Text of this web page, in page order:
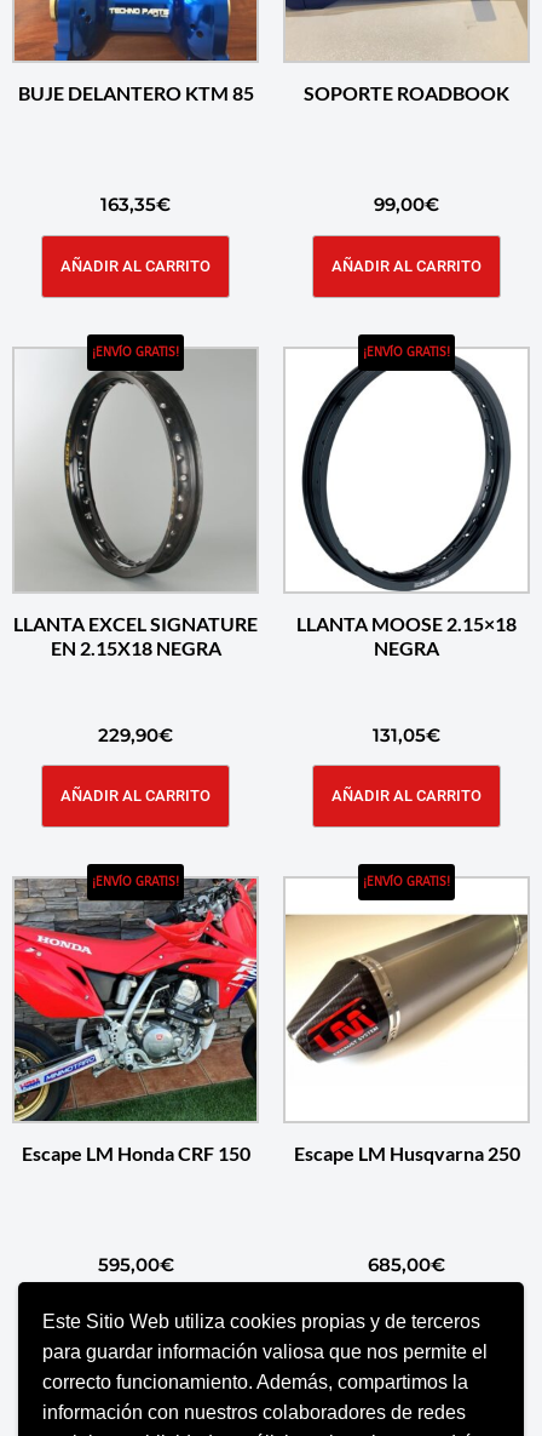
Este Sitio Web utiliza cookies propias y de terceros
para guardar información valiosa que nos permite el
correcto funcionamiento. Además, compartimos la
información con nuestros colaboradores de redes
BUJE DELANTERO KTM 85
163,35€
AÑADIR AL CARRITO
SOPORTE ROADBOOK
99,00€
AÑADIR AL CARRITO
¡ENVÍO GRATIS!
LLANTA EXCEL SIGNATURE
EN 2.15X18 NEGRA
229,90€
AÑADIR AL CARRITO
¡ENVÍO GRATIS!
LLANTA MOOSE 2.15×18
NEGRA
131,05€
AÑADIR AL CARRITO
¡ENVÍO GRATIS!
Escape LM Honda CRF 150
595,00€
SELECCIONAR OPCIONES
¡ENVÍO GRATIS!
Escape LM Husqvarna 250
685,00€
SELECCIONAR OPCIONES